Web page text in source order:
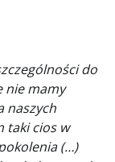
do
nie mamy
naszych
taki cios w
(…)